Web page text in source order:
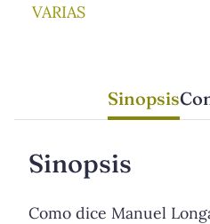
VARIAS
Sinopsis
Sinopsis
Como dice Manuel